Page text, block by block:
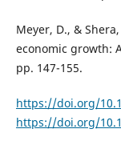
Meyer, D., &
economic growth:
pp. 147-155.
https://doi.org/
https://doi.org/